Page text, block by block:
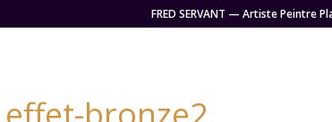
FRED SERVANT — Artiste Peintre